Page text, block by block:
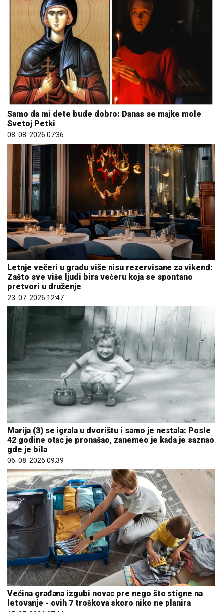
Samo da mi dete bude dobro: Danas se majke mole
Svetoj Petki
08. 08. 2026 07:36
Letnje večeri u gradu više nisu rezervisane za vikend:
Zašto sve više ljudi bira večeru koja se spontano
pretvori u druženje
23. 07. 2026 12:47
Marija (3) se igrala u dvorištu i samo je nestala: Posle
42 godine otac je pronašao, zanemeo je kada je saznao
gde je bila
06. 08. 2026 09:39
Većina građana izgubi novac pre nego što stigne na
letovanje - ovih 7 troškova skoro niko ne planira